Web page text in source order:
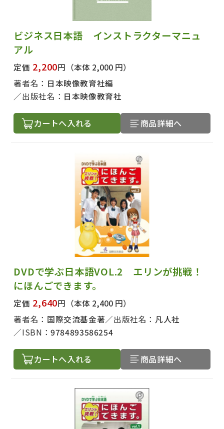
ビジネス日本語 インストラクターマニュ
アル
定価 2,200円 （本体 2,000 円）
著者名： 日本映像教育社編
出版社名： 日本映像教育社
カートへ入れる 商品詳細へ
DVDで学ぶ日本語VOL.2 エリンが挑戦！
にほんごできます。
定価 2,640円 （本体 2,400 円）
著者名： 国際交流基金著 出版社名： 凡人社
ISBN：9784893586254
カートへ入れる 商品詳細へ